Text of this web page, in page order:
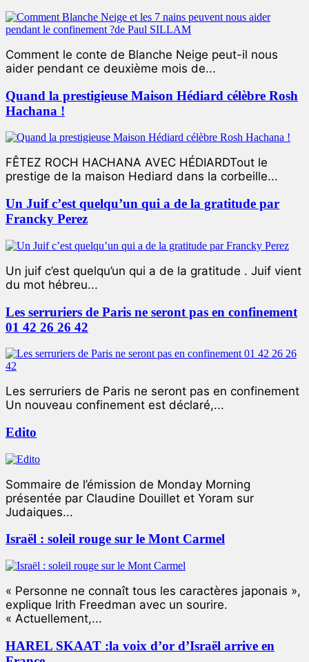
Comment le conte de Blanche Neige peut-il nous
aider pendant ce deuxième mois de...
Quand la prestigieuse Maison Hédiard célèbre Rosh
Hachana !
FÊTEZ ROCH HACHANA AVEC HÉDIARDTout le
prestige de la maison Hediard dans la corbeille...
Un Juif c’est quelqu’un qui a de la gratitude par
Francky Perez
Un juif c’est quelqu’un qui a de la gratitude . Juif vient
du mot hébreu...
Les serruriers de Paris ne seront pas en confinement
01 42 26 26 42
Les serruriers de Paris ne seront pas en confinement
Un nouveau confinement est déclaré,...
Edito
Sommaire de l’émission de Monday Morning
présentée par Claudine Douillet et Yoram sur
Judaiques...
Israël : soleil rouge sur le Mont Carmel
« Personne ne connaît tous les caractères japonais »,
explique Irith Freedman avec un sourire.
« Actuellement,...
HAREL SKAAT :la voix d’or d’Israël arrive en